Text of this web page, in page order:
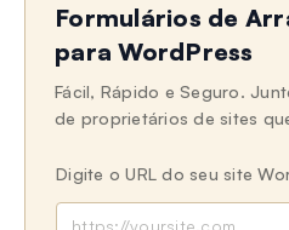
Formulários de
para WordPress
Fácil, Rápido e Seguro.
de proprietários de sites
Digite o URL do seu site